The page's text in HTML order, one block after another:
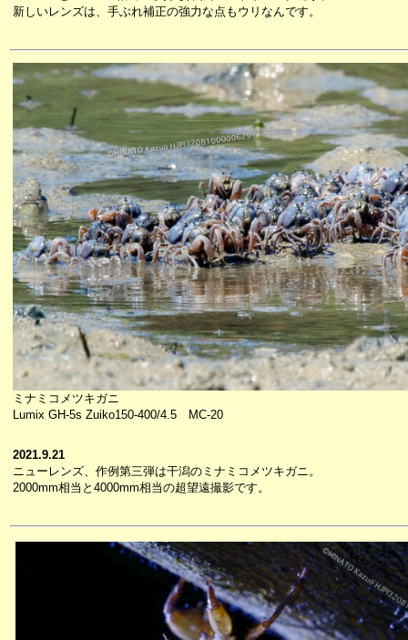
新しいレンズは、手ぶれ補正の強力な点もウリなんです。
ミナミコメツキガニ
Lumix GH-5s Zuiko150-400/4.5 MC-20
2021.9.21
ニューレンズ、作例第三弾は干潟のミナミコメツキガニ。
2000mm相当と4000mm相当の超望遠撮影です。